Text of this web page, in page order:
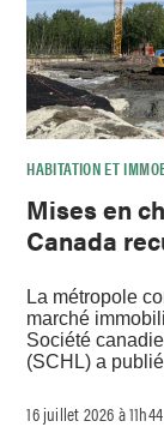
HABITATION ET
Mises en
Canada
La métropole
marché
Société
(SCHL) a
16 juillet 2026 à 11h44